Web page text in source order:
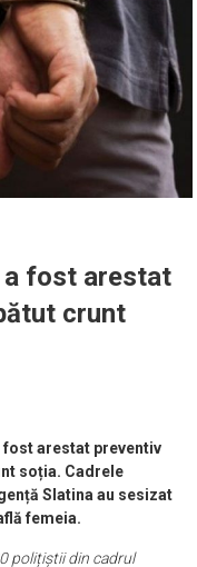
a fost arestat
crunt
fost arestat preventiv
soția. Cadrele
Slatina au sesizat
femeia.
polițiștii din cadrul